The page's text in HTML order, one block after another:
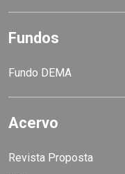
Fundos
Fundo DEMA
Acervo
Revista Proposta